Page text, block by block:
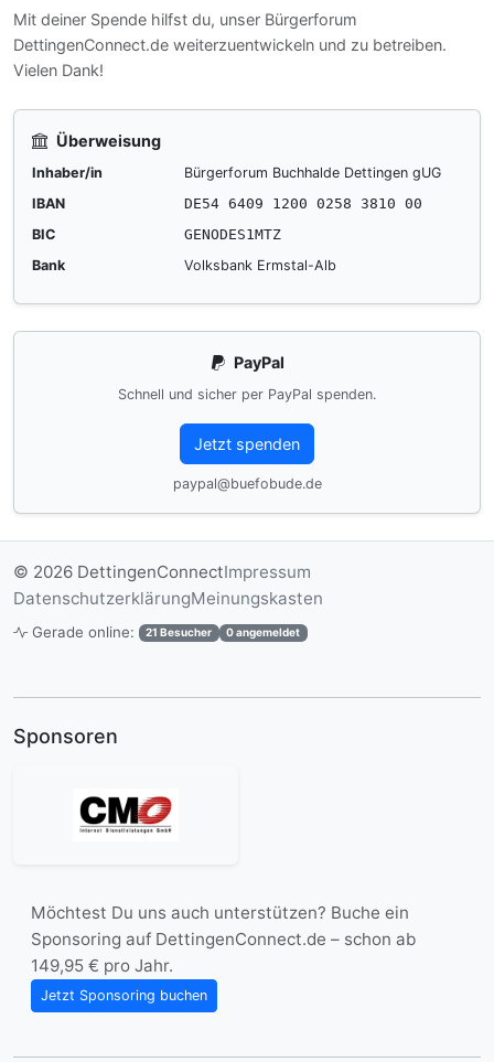
Mit deiner Spende hilfst du, unser Bürgerforum
DettingenConnect.de weiterzuentwickeln und zu betreiben.
Vielen Dank!
Überweisung
Inhaber/in
Bürgerforum Buchhalde Dettingen gUG
IBAN
DE54 6409 1200 0258 3810 00
BIC
GENODES1MTZ
Bank
Volksbank Ermstal-Alb
PayPal
Schnell und sicher per PayPal spenden.
Jetzt spenden
paypal@buefobude.de
© 2026 DettingenConnectImpressum
DatenschutzerklärungMeinungskasten
Gerade online: 21 Besucher 0 angemeldet
Sponsoren
Möchtest Du uns auch unterstützen? Buche ein
Sponsoring auf DettingenConnect.de – schon ab
149,95 € pro Jahr.
Jetzt Sponsoring buchen